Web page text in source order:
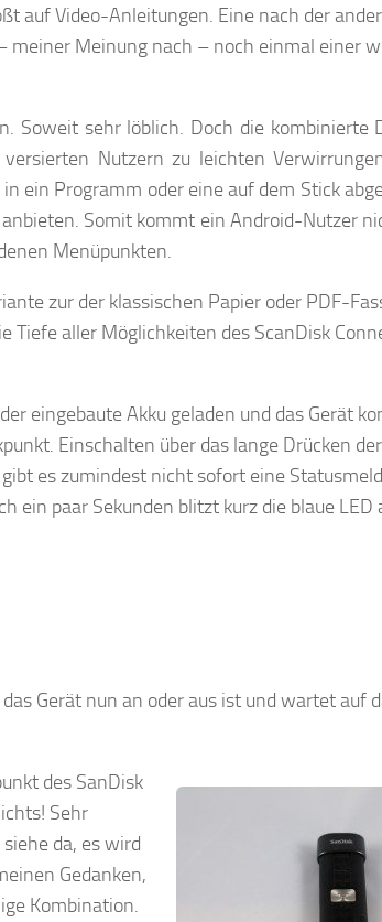
auf Video-Anleitungen. Eine nach der
meiner Meinung nach – noch einmal einer
Soweit sehr löblich. Doch die kombinierte
Nutzern zu leichten
ein Programm oder eine auf dem Stick
Somit kommt ein Android-Nutzer
Menüpunkten.
zur der klassischen Papier oder PDF-
aller Möglichkeiten des ScanDisk
eingebaute Akku geladen und das Gerät
Einschalten über das lange Drücken
es zumindest nicht sofort eine
ein paar Sekunden blitzt kurz die blaue LED
Gerät nun an oder aus ist und wartet auf
des SanDisk
Sehr
da, es wird
Gedanken,
Kombination.